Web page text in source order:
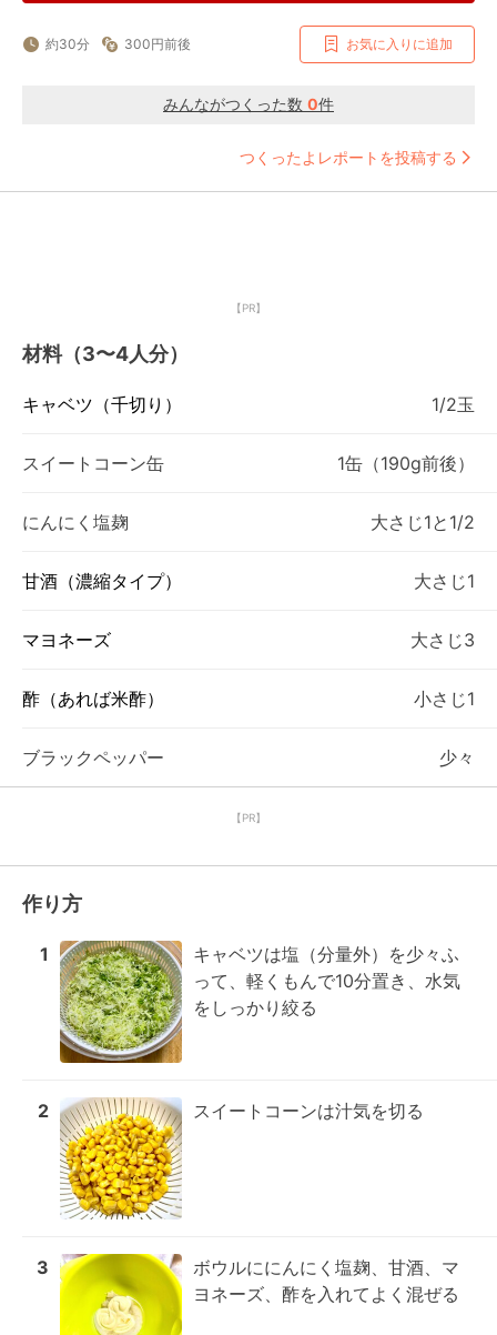
約30分 300円前後 お気に入りに追加
みんながつくった数 0件
つくったよレポートを投稿する
【PR】
材料（3〜4人分）
キャベツ（千切り） 1/2玉
スイートコーン缶 1缶（190g前後）
にんにく塩麹 大さじ1と1/2
甘酒（濃縮タイプ） 大さじ1
マヨネーズ 大さじ3
酢（あれば米酢） 小さじ1
ブラックペッパー 少々
【PR】
作り方
1
キャベツは塩（分量外）を少々ふ
って、軽くもんで10分置き、水気
をしっかり絞る
2 スイートコーンは汁気を切る
3
ボウルににんにく塩麹、甘酒、マ
ヨネーズ、酢を入れてよく混ぜる